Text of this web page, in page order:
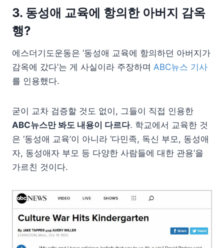
3. 동성애 교육에 항의한 아버지 감옥
행?
에스더기도운동은 ‘동성애 교육에 항의하던 아버지가
감옥에 갔다’는 게 사실이라 주장하며 ABC뉴스 기사
를 인용했다.
굳이 교차 검증할 것도 없이, 그들이 직접 인용한
ABC뉴스만 봐도 내용이 다르다. 학교에서 교육한 것
은 ‘동성애 교육’이 아니라 ‘다민족, 독신 부모, 동성애
자, 동성애자 부모 등 다양한 사람들에 대한 관용’을
가르친 것이다.